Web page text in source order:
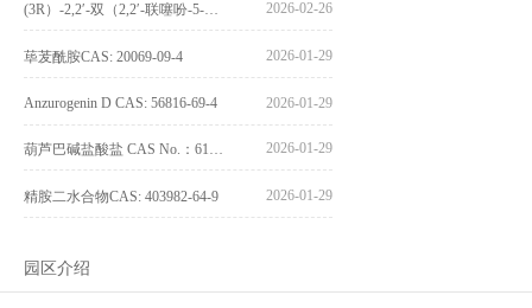
2026-02-26
荜茇酰胺CAS: 20069-09-4 2026-01-29
Anzurogenin D CAS: 56816-69-4 2026-01-29
2026-01-29
精胺二水合物CAS: 403982-64-9 2026-01-29
园区介绍